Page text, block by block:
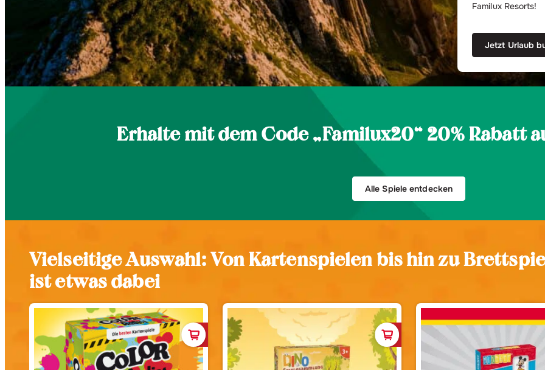
Familux Resorts!
Jetzt Urlaub
Erhalte mit dem Code „Familux20“ 20% Rabatt
Alle Spiele entdecken
Vielseitige Auswahl: Von Kartenspielen bis hin zu
ist etwas dabei
In den Warenkorb In den Warenkorb